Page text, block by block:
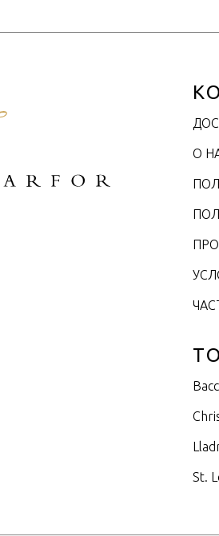
О
St.